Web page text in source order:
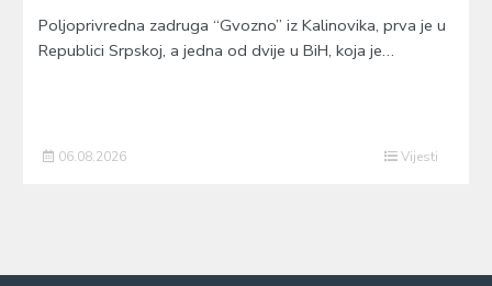
Poljoprivredna zadruga “Gvozno” iz Kalinovika, prva je u
Republici Srpskoj, a jedna od dvije u BiH, koja je…
06.08.2026 Vijesti